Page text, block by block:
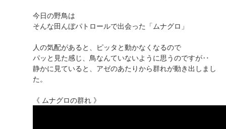
今日の野鳥は
そんな田んぼパトロールで出会った「ムナグロ」
人の気配があると、ピッタと動かなくなるので
パッと見た感じ、鳥なんていないように思うのですが‥
静かに見ていると、アゼのあたりから群れが動き出しまし
た。
《 ムナグロの群れ 》